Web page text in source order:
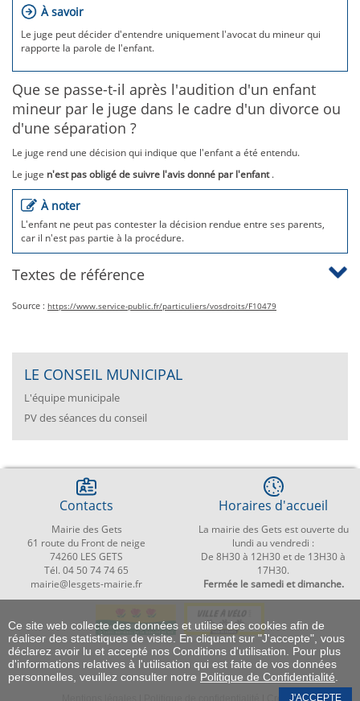
À savoir
Le juge peut décider d'entendre uniquement l'avocat du mineur qui
rapporte la parole de l'enfant.
Que se passe-t-il après l'audition d'un enfant
mineur par le juge dans le cadre d'un divorce ou
d'une séparation ?
Le juge rend une décision qui indique que l'enfant a été entendu.
Le juge n'est pas obligé de suivre l'avis donné par l'enfant.
À noter
L'enfant ne peut pas contester la décision rendue entre ses parents,
car il n'est pas partie à la procédure.
Textes de référence
Source : https://www.service-public.fr/particuliers/vosdroits/F10479
LE CONSEIL MUNICIPAL
L'équipe municipale
PV des séances du conseil
Contacts
Mairie des Gets
61 route du Front de neige
74260 LES GETS
Tél. 04 50 74 74 65
mairie@lesgets-mairie.fr
Horaires d'accueil
La mairie des Gets est ouverte du
lundi au vendredi :
De 8H30 à 12H30 et de 13H30 à
17H30.
Fermée le samedi et dimanche.
Ce site web collecte des données et utilise des cookies afin de
réaliser des statistiques de visite. En cliquant sur "J'accepte", vous
déclarez avoir lu et accepté nos Conditions d'utilisation. Pour plus
d'informations relatives à l'utilisation qui est faite de vos données
personnelles, veuillez consulter notre Politique de Confidentialité
J'ACCEPTE